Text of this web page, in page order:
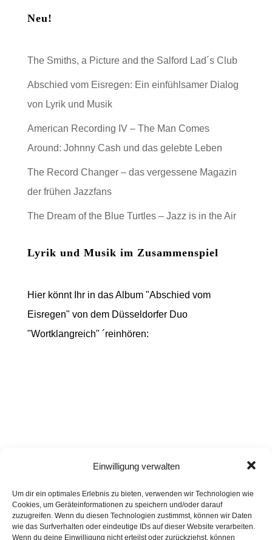
Einwilligung verwalten
Um dir ein optimales Erlebnis zu bieten, verwenden wir Technologien wie
Cookies, um Geräteinformationen zu speichern und/oder darauf
zuzugreifen. Wenn du diesen Technologien zustimmst, können wir Daten
wie das Surfverhalten oder eindeutige IDs auf dieser Website verarbeiten.
Wenn du deine Einwilligung nicht erteilst oder zurückziehst, können
Neu!
The Smiths, a Picture and the Salford Lad´s Club
Abschied vom Eisregen: Ein einfühlsamer Dialog
von Lyrik und Musik
American Recording IV – The Man Comes
Around: Johnny Cash und das gelebte Leben
The Record Changer – das vergessene Magazin
der frühen Jazzfans
The Dream of the Blue Turtles – Jazz is in the Air
Lyrik und Musik im Zusammenspiel
Hier könnt Ihr in das Album "Abschied vom
Eisregen" von dem Düsseldorfer Duo
"Wortklangreich" ´reinhören: